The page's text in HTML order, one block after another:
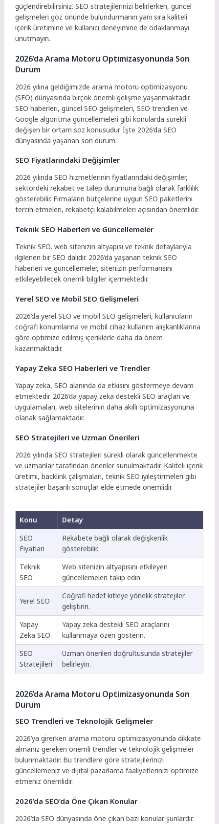
güçlendirebilirsiniz. SEO stratejilerinizi belirlerken, güncel
gelişmeleri göz önünde bulundurmanın yanı sıra kaliteli
içerik üretimine ve kullanıcı deneyimine de odaklanmayı
unutmayın.
2026’da Arama Motoru Optimizasyonunda Son
Durum
2026 yılına geldiğimizde arama motoru optimizasyonu
(SEO) dünyasında birçok önemli gelişme yaşanmaktadır.
SEO haberleri, güncel SEO gelişmeleri, SEO trendleri ve
Google algoritma güncellemeleri gibi konularda sürekli
değişen bir ortam söz konusudur. İşte 2026’da SEO
dünyasında yaşanan son durum:
SEO Fiyatlarındaki Değişimler
2026 yılında SEO hizmetlerinin fiyatlarındaki değişimler,
sektördeki rekabet ve talep durumuna bağlı olarak farklılık
gösterebilir. Firmaların bütçelerine uygun SEO paketlerini
tercih etmeleri, rekabetçi kalabilmeleri açısından önemlidir.
Teknik SEO Haberleri ve Güncellemeler
Teknik SEO, web sitenizin altyapısı ve teknik detaylarıyla
ilgilenen bir SEO dalıdır. 2026’da yaşanan teknik SEO
haberleri ve güncellemeler, sitenizin performansını
etkileyebilecek önemli bilgiler içermektedir.
Yerel SEO ve Mobil SEO Gelişmeleri
2026’da yerel SEO ve mobil SEO gelişmeleri, kullanıcıların
coğrafi konumlarına ve mobil cihaz kullanım alışkanlıklarına
göre optimize edilmiş içeriklerle daha da önem
kazanmaktadır.
Yapay Zeka SEO Haberleri ve Trendler
Yapay zeka, SEO alanında da etkisini göstermeye devam
etmektedir. 2026’da yapay zeka destekli SEO araçları ve
uygulamaları, web sitelerinin daha akıllı optimizasyonuna
olanak sağlamaktadır.
SEO Stratejileri ve Uzman Önerileri
2026 yılında SEO stratejileri sürekli olarak güncellenmekte
ve uzmanlar tarafından öneriler sunulmaktadır. Kaliteli içerik
üretimi, backlink çalışmaları, teknik SEO iyileştirmeleri gibi
stratejiler başarılı sonuçlar elde etmede önemlidir.
Konu
Detay
SEO
Fiyatları
Rekabete bağlı olarak değişkenlik
gösterebilir.
Teknik
SEO
Web sitenizin altyapısını etkileyen
güncellemeleri takip edin.
Yerel SEO
Coğrafi hedef kitleye yönelik stratejiler
geliştirin.
Yapay
Zeka SEO
Yapay zeka destekli SEO araçlarını
kullanmaya özen gösterin.
SEO
Stratejileri
Uzman önerileri doğrultusunda stratejiler
belirleyin.
2026’da Arama Motoru Optimizasyonunda Son
Durum
SEO Trendleri ve Teknolojik Gelişmeler
2026’ya girerken arama motoru optimizasyonunda dikkate
almanız gereken önemli trendler ve teknolojik gelişmeler
bulunmaktadır. Bu trendlere göre stratejilerinizi
güncellemeniz ve dijital pazarlama faaliyetlerinizi optimize
etmeniz önemlidir.
2026’da SEO’da Öne Çıkan Konular
2026’da SEO dünyasında öne çıkan bazı konular şunlardır: